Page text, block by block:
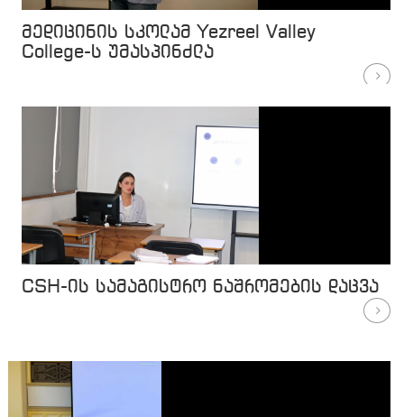
მედიცინის სკოლამ Yezreel Valley
College-ს უმასპინძლა
CSH-ის სამაგისტრო ნაშრომების დაცვა